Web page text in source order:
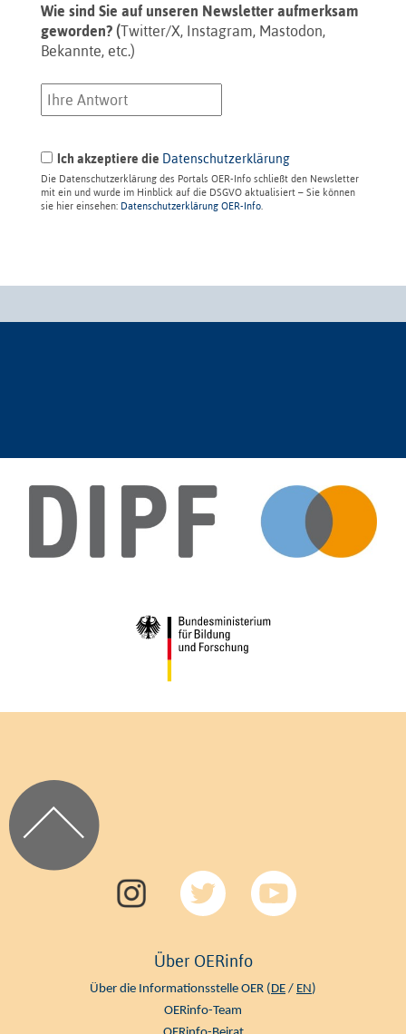
Wie sind Sie auf unseren Newsletter aufmerksam
geworden? (Twitter/X, Instagram, Mastodon,
Bekannte, etc.)
Ich akzeptiere die Datenschutzerklärung
Die Datenschutzerklärung des Portals OER-Info schließt den Newsletter
mit ein und wurde im Hinblick auf die DSGVO aktualisiert – Sie können
sie hier einsehen: Datenschutzerklärung OER-Info
Über OERinfo
Über die Informationsstelle OER (DE / EN)
OERinfo-Team